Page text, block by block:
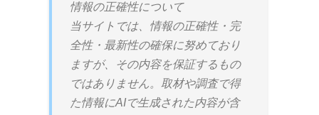
情報の正確性について
当サイトでは、情報の正確性・完
全性・最新性の確保に努めており
ますが、その内容を保証するもの
ではありません。取材や調査で得
た情報にAIで生成された内容が含